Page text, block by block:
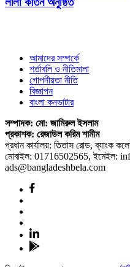
আমাদের সম্পর্কে
শর্তাবলি ও নীতিমালা
গোপনীয়তা নীতি
বিজ্ঞাপন
বাংলা কনভাটার
সম্পাদক: মো: জামিরুল ইসলাম
প্রকাশক: রেজাউল করিম শামীম
প্রধান কার্যালয়: তিতাস রোড, ব্যাংক
মোবাইল: 01716502565, ইমেইল:
ads@bangladeshbela.com